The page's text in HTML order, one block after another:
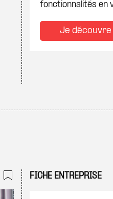
fonctionnalités en
Je découvre
Ajouter à ma
FICHE ENTREPRISE